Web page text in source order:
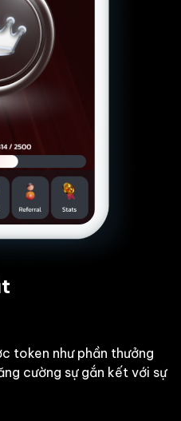
token như phần thưởng
cường sự gắn kết với sự